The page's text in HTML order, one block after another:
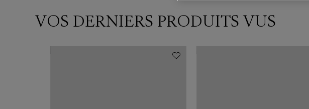
VOS DERNIERS PRODUITS VUS